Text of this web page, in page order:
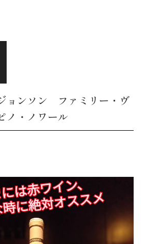
ョンソン ファミリー・ヴ
・ノワール